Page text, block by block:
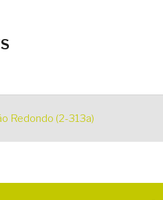
Redondo (2-313a)